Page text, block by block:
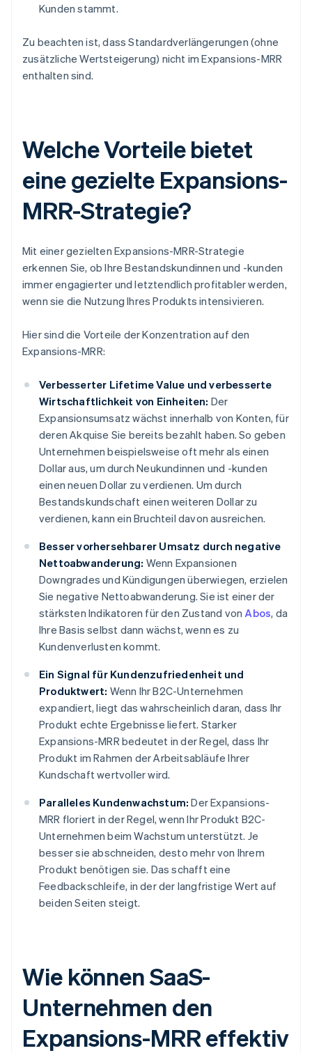
Kunden stammt.
Zu beachten ist, dass Standardverlängerungen (ohne
zusätzliche Wertsteigerung) nicht im Expansions-MRR
enthalten sind.
Welche Vorteile bietet
eine gezielte Expansions-
MRR-Strategie?
Mit einer gezielten Expansions-MRR-Strategie
erkennen Sie, ob Ihre Bestandskundinnen und -kunden
immer engagierter und letztendlich profitabler werden,
wenn sie die Nutzung Ihres Produkts intensivieren.
Hier sind die Vorteile der Konzentration auf den
Expansions-MRR:
Verbesserter Lifetime Value und verbesserte
Wirtschaftlichkeit von Einheiten: Der
Expansionsumsatz wächst innerhalb von Konten, für
deren Akquise Sie bereits bezahlt haben. So geben
Unternehmen beispielsweise oft mehr als einen
Dollar aus, um durch Neukundinnen und -kunden
einen neuen Dollar zu verdienen. Um durch
Bestandskundschaft einen weiteren Dollar zu
verdienen, kann ein Bruchteil davon ausreichen.
Besser vorhersehbarer Umsatz durch negative
Nettoabwanderung: Wenn Expansionen
Downgrades und Kündigungen überwiegen, erzielen
Sie negative Nettoabwanderung. Sie ist einer der
stärksten Indikatoren für den Zustand vonAbos, da
Ihre Basis selbst dann wächst, wenn es zu
Kundenverlusten kommt.
Ein Signal für Kundenzufriedenheit und
Produktwert: Wenn Ihr B2C-Unternehmen
expandiert, liegt das wahrscheinlich daran, dass Ihr
Produkt echte Ergebnisse liefert. Starker
Expansions-MRR bedeutet in der Regel, dass Ihr
Produkt im Rahmen der Arbeitsabläufe Ihrer
Kundschaft wertvoller wird.
Paralleles Kundenwachstum: Der Expansions-
MRR floriert in der Regel, wenn Ihr Produkt B2C-
Unternehmen beim Wachstum unterstützt. Je
besser sie abschneiden, desto mehr von Ihrem
Produkt benötigen sie. Das schafft eine
Feedbackschleife, in der der langfristige Wert auf
beiden Seiten steigt.
Wie können SaaS-
Unternehmen den
Expansions-MRR effektiv